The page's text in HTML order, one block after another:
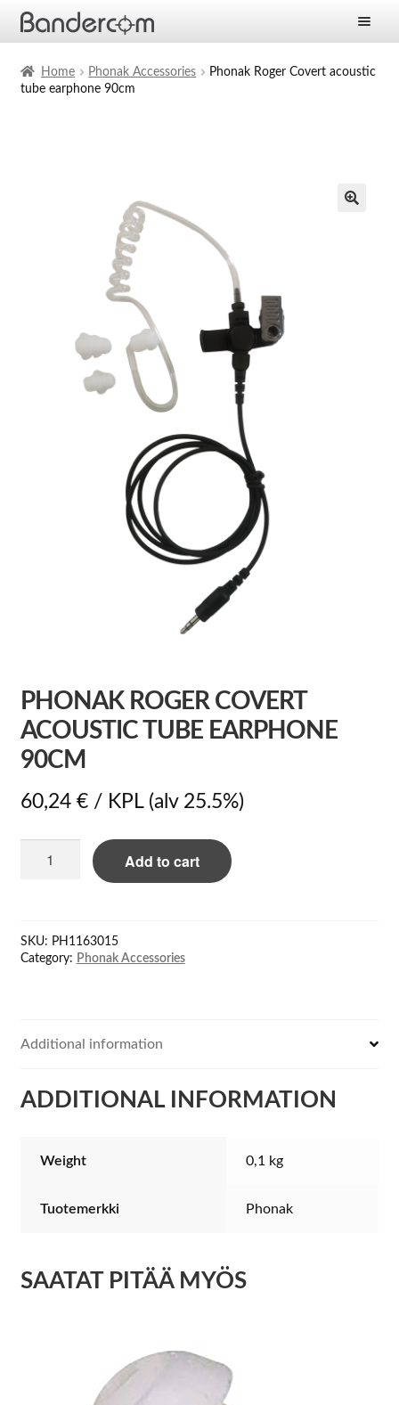
menu
child
Home Phonak Accessories
Phonak Roger Covert acoustic
tube earphone 90cm
PHONAK ROGER COVERT
ACOUSTIC TUBE EARPHONE
90CM
60,24 €/ KPL (alv 25.5%)
Roger
earphone
90cm
Add to cart
SKU: PH1163015
Category: Phonak Accessories
Additional information
ADDITIONAL INFORMATION
Weight 0,1 kg
Tuotemerkki Phonak
SAATAT PITÄÄ MYÖS